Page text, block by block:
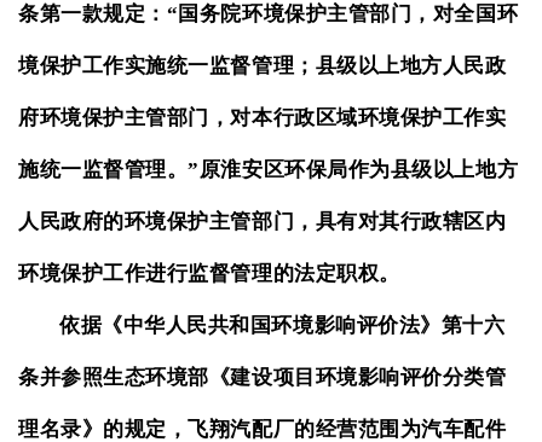
条第一款规定：“国务院环境保护主管部门，对全国环
境保护工作实施统一监督管理；县级以上地方人民政
府环境保护主管部门，对本行政区域环境保护工作实
施统一监督管理。”原淮安区环保局作为县级以上地方
人民政府的环境保护主管部门，具有对其行政辖区内
环境保护工作进行监督管理的法定职权。
依据《中华人民共和国环境影响评价法》第十六
条并参照生态环境部《建设项目环境影响评价分类管
理名录》的规定，飞翔汽配厂的经营范围为汽车配件